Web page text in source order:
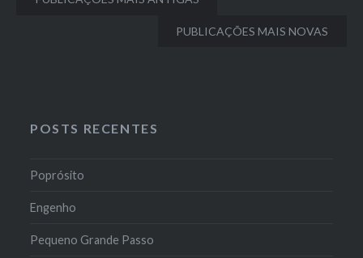
PUBLICAÇÕES MAIS NOVAS
POSTS RECENTES
Poprósito
Engenho
Pequeno Grande Passo